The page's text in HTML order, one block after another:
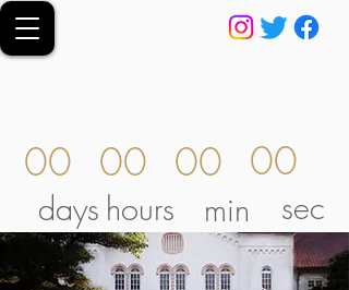
00
days
00
hours
00
min
00
sec